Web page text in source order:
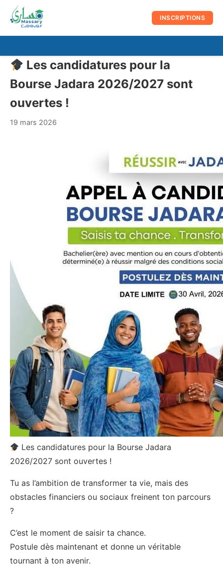
contenu
INSCRIPTIONS
Les candidatures pour la
Bourse Jadara 2026/2027 sont
ouvertes !
19 mars 2026
Les candidatures pour la Bourse Jadara
2026/2027 sont ouvertes !
Tu as l’ambition de transformer ta vie, mais des
obstacles financiers ou sociaux freinent ton parcours
?
C’est le moment de saisir ta chance.
Postule dès maintenant et donne un véritable
tournant à ton avenir.